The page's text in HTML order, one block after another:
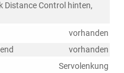
Distance Control hinten,
vorhanden
vorhanden
Servolenkung